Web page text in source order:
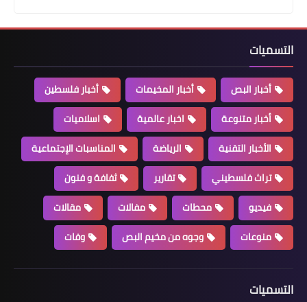
أخبار البص
مقتل شخصين من فتح الاسلام في عملية
اغتيال صباح اليوم في عين الحلوة
التسميات
أخبار البص أخبار المخيمات
أخبار فلسطين
أخبار متنوعة
اخبار عالمية
اسلاميات
الأخبار التقنية
الرياضة
المناسبات الإجتماعية
تراث فلسطيني
تقارير
ثفافة و فنون
فيديو
محطات مفالات
مقالات
منوعات
وجوه من مخيم البص وفات
التسميات